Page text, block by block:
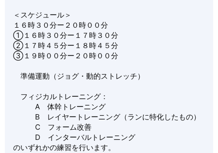
＜スケジュール＞
１６時３０分ー２０時００分
①１６時３０分ー１７時３０分
②１７時４５分ー１８時４５分
③１９時００分ー２０時００分
準備運動（ジョグ・動的ストレッチ）
フィジカルトレーニング：
A 体幹トレーニング
B レイヤートレーニング（ランに特化したもの）
C フォーム改善
D インターバルトレーニング
のいずれかの練習を行います。